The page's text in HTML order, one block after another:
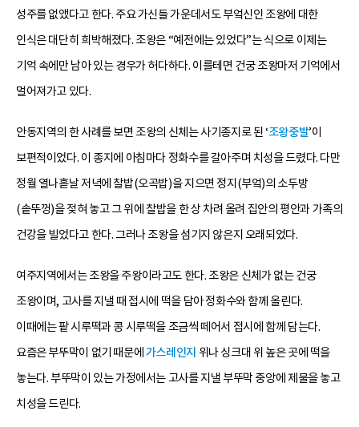
성주를 없앴다고 한다. 주요 가신들 가운데서도 부엌신인 조왕에 대한
인식은 대단히 희박해졌다. 조왕은 “예전에는 있었다”는 식으로 이제는
기억 속에만 남아 있는 경우가 허다하다. 이를테면 건궁 조왕마저 기억에서
멀어져가고 있다.
안동지역의 한 사례를 보면 조왕의 신체는 사기종지로 된 ‘조왕중발’이
보편적이었다. 이 종지에 아침마다 정화수를 갈아주며 치성을 드렸다. 다만
정월 열나흗날 저녁에 찰밥(오곡밥)을 지으면 정지(부엌)의 소두방
(솥뚜껑)을 젖혀 놓고 그 위에 찰밥을 한 상 차려 올려 집안의 평안과 가족의
건강을 빌었다고 한다. 그러나 조왕을 섬기지 않은지 오래되었다.
여주지역에서는 조왕을 주왕이라고도 한다. 조왕은 신체가 없는 건궁
조왕이며, 고사를 지낼 때 접시에 떡을 담아 정화수와 함께 올린다.
이때에는 팥 시루떡과 콩 시루떡을 조금씩 떼어서 접시에 함께 담는다.
요즘은 부뚜막이 없기 때문에 가스레인지 위나 싱크대 위 높은 곳에 떡을
놓는다. 부뚜막이 있는 가정에서는 고사를 지낼 부뚜막 중앙에 제물을 놓고
치성을 드린다.